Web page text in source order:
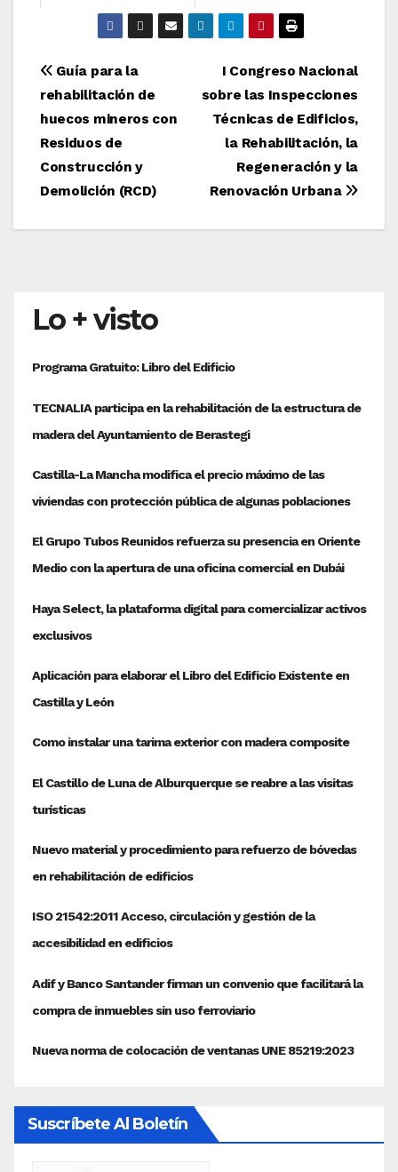
Navegación
de
entradas
I Congreso Nacional
sobre las Inspecciones
Técnicas de Edificios,
la Rehabilitación, la
Regeneración y la
Renovación Urbana
Guía para la
rehabilitación de
huecos mineros con
Residuos de
Construcción y
Demolición (RCD)
Lo + visto
Suscríbete Al Boletín